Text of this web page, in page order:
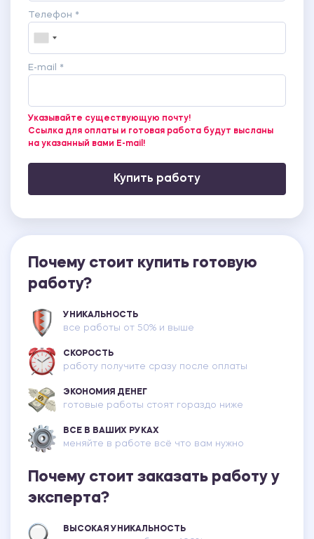
Телефон *
E-mail *
Указывайте существующую почту!
Ссылка для оплаты и готовая работа будут высланы
на указанный вами E-mail!
Купить работу
Почему стоит купить готовую
работу?
УНИКАЛЬНОСТЬ
все работы от 50% и выше
СКОРОСТЬ
работу получите сразу после оплаты
ЭКОНОМИЯ ДЕНЕГ
готовые работы стоят гораздо ниже
ВСЕ В ВАШИХ РУКАХ
меняйте в работе всё что вам нужно
Почему стоит заказать работу у
эксперта?
ВЫСОКАЯ УНИКАЛЬНОСТЬ